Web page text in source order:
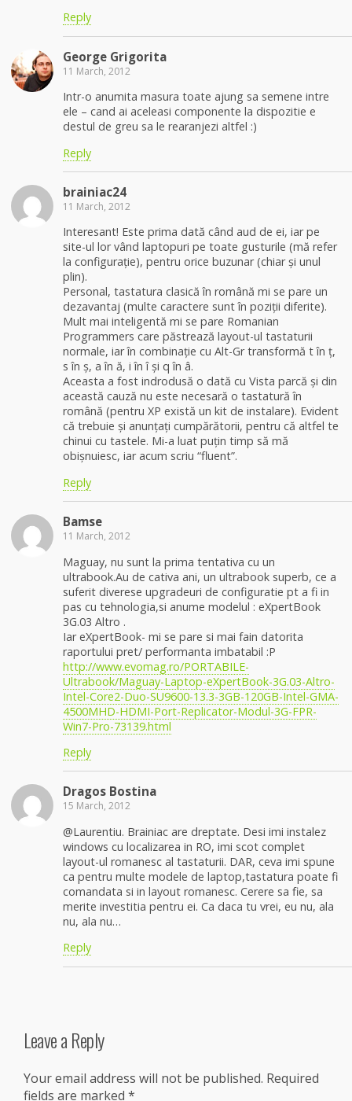
Reply
George Grigorita
11 March, 2012
Intr-o anumita masura toate ajung sa semene intre
ele – cand ai aceleasi componente la dispozitie e
destul de greu sa le rearanjezi altfel :)
Reply
brainiac24
11 March, 2012
Interesant! Este prima dată când aud de ei, iar pe
site-ul lor vând laptopuri pe toate gusturile (mă refer
la configurație), pentru orice buzunar (chiar și unul
plin).
Personal, tastatura clasică în română mi se pare un
dezavantaj (multe caractere sunt în poziții diferite).
Mult mai inteligentă mi se pare Romanian
Programmers care păstrează layout-ul tastaturii
normale, iar în combinație cu Alt-Gr transformă t în ț,
s în ș, a în ă, i în î și q în â.
Aceasta a fost indrodusă o dată cu Vista parcă și din
această cauză nu este necesară o tastatură în
română (pentru XP există un kit de instalare). Evident
că trebuie și anunțați cumpărătorii, pentru că altfel te
chinui cu tastele. Mi-a luat puțin timp să mă
obișnuiesc, iar acum scriu “fluent”.
Reply
Bamse
11 March, 2012
Maguay, nu sunt la prima tentativa cu un
ultrabook.Au de cativa ani, un ultrabook superb, ce a
suferit diverese upgradeuri de configuratie pt a fi in
pas cu tehnologia,si anume modelul : eXpertBook
3G.03 Altro .
Iar eXpertBook- mi se pare si mai fain datorita
raportului pret/ performanta imbatabil :P
http://www.evomag.ro/PORTABILE-
Ultrabook/Maguay-Laptop-eXpertBook-3G.03-Altro-
Intel-Core2-Duo-SU9600-13.3-3GB-120GB-Intel-GMA-
4500MHD-HDMI-Port-Replicator-Modul-3G-FPR-
Win7-Pro-73139.html
Reply
Dragos Bostina
15 March, 2012
@Laurentiu. Brainiac are dreptate. Desi imi instalez
windows cu localizarea in RO, imi scot complet
layout-ul romanesc al tastaturii. DAR, ceva imi spune
ca pentru multe modele de laptop,tastatura poate fi
comandata si in layout romanesc. Cerere sa fie, sa
merite investitia pentru ei. Ca daca tu vrei, eu nu, ala
nu, ala nu…
Reply
Leave a Reply
Your email address will not be published. Required
fields are marked *